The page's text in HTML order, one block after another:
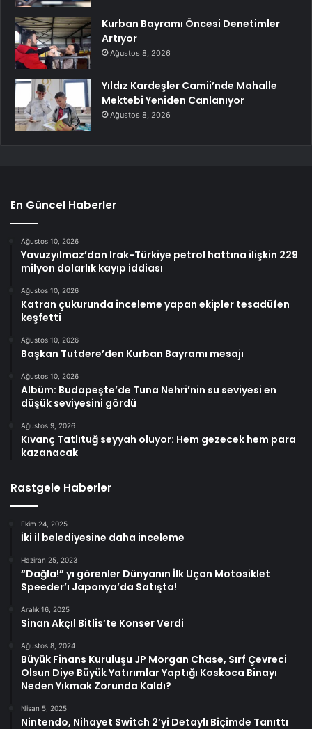
Kurban Bayramı Öncesi Denetimler
Artıyor
Ağustos 8, 2026
Yıldız Kardeşler Camii’nde Mahalle
Mektebi Yeniden Canlanıyor
Ağustos 8, 2026
En Güncel Haberler
Ağustos 10, 2026
Yavuzyılmaz’dan Irak-Türkiye petrol hattına ilişkin 229
milyon dolarlık kayıp iddiası
Ağustos 10, 2026
Katran çukurunda inceleme yapan ekipler tesadüfen
keşfetti
Ağustos 10, 2026
Başkan Tutdere’den Kurban Bayramı mesajı
Ağustos 10, 2026
Albüm: Budapeşte’de Tuna Nehri’nin su seviyesi en
düşük seviyesini gördü
Ağustos 9, 2026
Kıvanç Tatlıtuğ seyyah oluyor: Hem gezecek hem para
kazanacak
Rastgele Haberler
Ekim 24, 2025
İki il belediyesine daha inceleme
Haziran 25, 2023
“Dağla!” yı görenler Dünyanın İlk Uçan Motosiklet
Speeder’ı Japonya’da Satışta!
Aralık 16, 2025
Sinan Akçıl Bitlis’te Konser Verdi
Ağustos 8, 2024
Büyük Finans Kuruluşu JP Morgan Chase, Sırf Çevreci
Olsun Diye Büyük Yatırımlar Yaptığı Koskoca Binayı
Neden Yıkmak Zorunda Kaldı?
Nisan 5, 2025
Nintendo, Nihayet Switch 2’yi Detaylı Biçimde Tanıttı